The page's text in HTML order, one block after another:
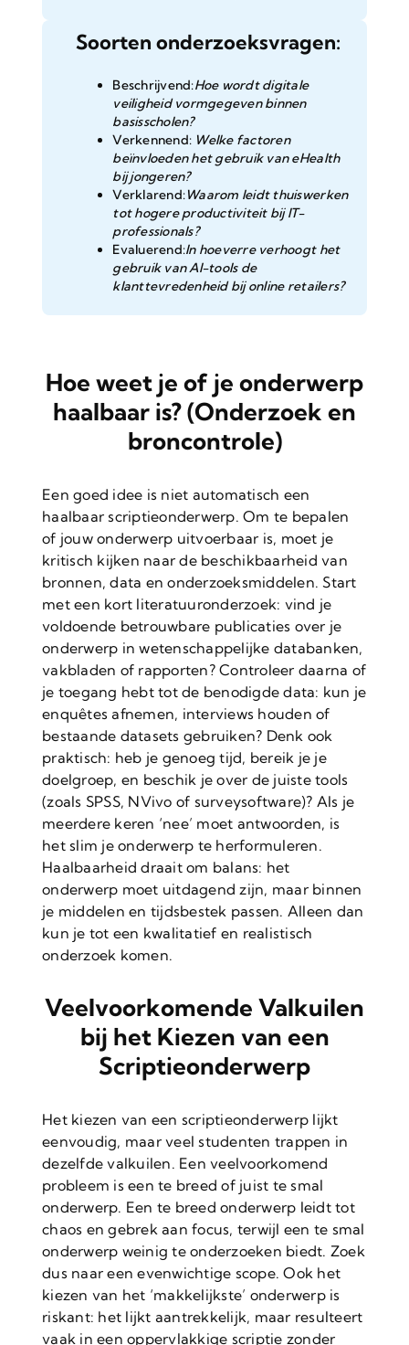
Soorten onderzoeksvragen:
Beschrijvend:Hoe wordt digitale
veiligheid vormgegeven binnen
basisscholen?
Verkennend: Welke factoren
beïnvloeden het gebruik van eHealth
bij jongeren?
Verklarend:Waarom leidt thuiswerken
tot hogere productiviteit bij IT-
professionals?
Evaluerend:In hoeverre verhoogt het
gebruik van AI-tools de
klanttevredenheid bij online retailers?
Hoe weet je of je onderwerp
haalbaar is? (Onderzoek en
broncontrole)
Een goed idee is niet automatisch een
haalbaar scriptieonderwerp. Om te bepalen
of jouw onderwerp uitvoerbaar is, moet je
kritisch kijken naar de beschikbaarheid van
bronnen, data en onderzoeksmiddelen. Start
met een kort literatuuronderzoek: vind je
voldoende betrouwbare publicaties over je
onderwerp in wetenschappelijke databanken,
vakbladen of rapporten? Controleer daarna of
je toegang hebt tot de benodigde data: kun je
enquêtes afnemen, interviews houden of
bestaande datasets gebruiken? Denk ook
praktisch: heb je genoeg tijd, bereik je je
doelgroep, en beschik je over de juiste tools
(zoals SPSS, NVivo of surveysoftware)? Als je
meerdere keren ‘nee’ moet antwoorden, is
het slim je onderwerp te herformuleren.
Haalbaarheid draait om balans: het
onderwerp moet uitdagend zijn, maar binnen
je middelen en tijdsbestek passen. Alleen dan
kun je tot een kwalitatief en realistisch
onderzoek komen.
Veelvoorkomende Valkuilen
bij het Kiezen van een
Scriptieonderwerp
Het kiezen van een scriptieonderwerp lijkt
eenvoudig, maar veel studenten trappen in
dezelfde valkuilen. Een veelvoorkomend
probleem is een te breed of juist te smal
onderwerp. Een te breed onderwerp leidt tot
chaos en gebrek aan focus, terwijl een te smal
onderwerp weinig te onderzoeken biedt. Zoek
dus naar een evenwichtige scope. Ook het
kiezen van het ‘makkelijkste’ onderwerp is
riskant: het lijkt aantrekkelijk, maar resulteert
vaak in een oppervlakkige scriptie zonder